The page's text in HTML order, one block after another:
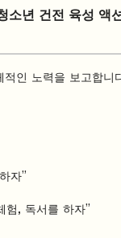
년 건전 육성 액
적인 노력을 보고합니
자"
험, 독서를 하자"